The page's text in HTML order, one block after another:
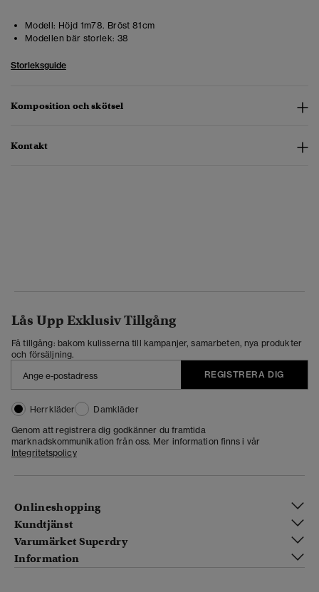
Modell: Höjd 1m78. Bröst 81cm
Modellen bär storlek: 38
Storleksguide
Komposition och skötsel
Kontakt
Lås Upp Exklusiv Tillgång
Få tillgång: bakom kulisserna till kampanjer, samarbeten, nya produkter
och försäljning.
REGISTRERA DIG
Herrkläder
Damkläder
Genom att registrera dig godkänner du framtida
marknadskommunikation från oss. Mer information finns i vår
Integritetspolicy
Onlineshopping
Kundtjänst
Varumärket Superdry
Information